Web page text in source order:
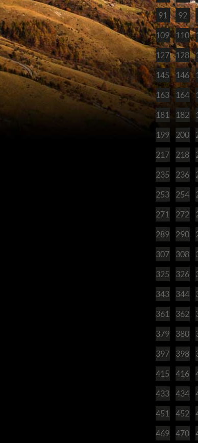
91 92
109 110
127 128
145 146
163 164
181 182
199 200
217 218
235 236
253 254
271 272
289 290
307 308
325 326
343 344
361 362
379 380
397 398
415 416
433 434
451 452
469 470